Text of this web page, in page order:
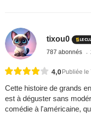
tixou0
787 abonnés
4,0 Publiée le
Cette histoire de grands
est à déguster sans
comédie à l'américaine,